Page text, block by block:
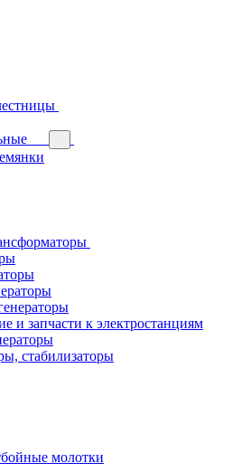
и запчасти к электростанциям
стабилизаторы
молотки